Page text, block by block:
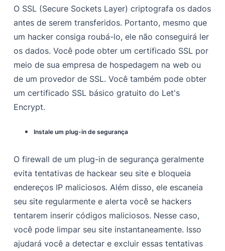
O SSL (Secure Sockets Layer) criptografa os dados
antes de serem transferidos. Portanto, mesmo que
um hacker consiga roubá-lo, ele não conseguirá ler
os dados. Você pode obter um certificado SSL por
meio de sua empresa de hospedagem na web ou
de um provedor de SSL. Você também pode obter
um certificado SSL básico gratuito do Let's
Encrypt.
Instale um plug-in de segurança
O firewall de um plug-in de segurança geralmente
evita tentativas de hackear seu site e bloqueia
endereços IP maliciosos. Além disso, ele escaneia
seu site regularmente e alerta você se hackers
tentarem inserir códigos maliciosos. Nesse caso,
você pode limpar seu site instantaneamente. Isso
ajudará você a detectar e excluir essas tentativas